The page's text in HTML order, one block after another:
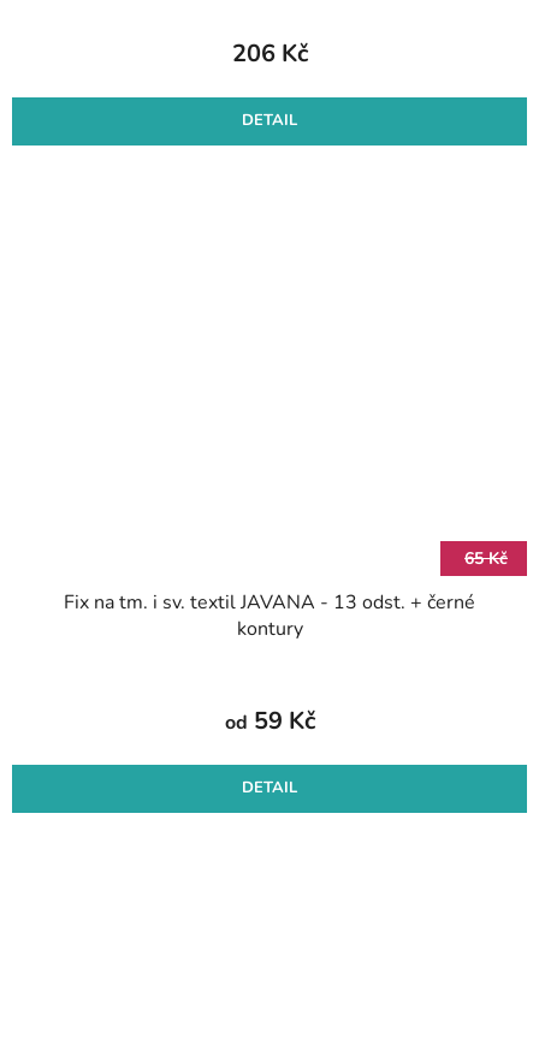
206 Kč
DETAIL
65 Kč
Fix na tm. i sv. textil JAVANA - 13 odst. + černé
kontury
od 59 Kč
DETAIL